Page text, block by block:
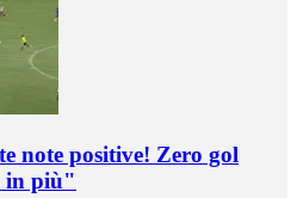
note positive! Zero gol
in più"